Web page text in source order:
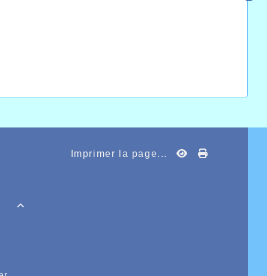
Imprimer la page...
